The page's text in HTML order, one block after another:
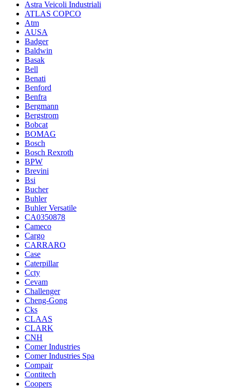
Astra Veicoli Industriali
ATLAS COPCO
Atm
AUSA
Badger
Baldwin
Basak
Bell
Benati
Benford
Benfra
Bergmann
Bergstrom
Bobcat
BOMAG
Bosch
Bosch Rexroth
BPW
Brevini
Bsi
Bucher
Buhler
Buhler Versatile
CA0350878
Cameco
Cargo
CARRARO
Case
Caterpillar
Ccty
Cevam
Challenger
Cheng-Gong
Cks
CLAAS
CLARK
CNH
Comer Industries
Comer Industries Spa
Compair
Contitech
Coopers